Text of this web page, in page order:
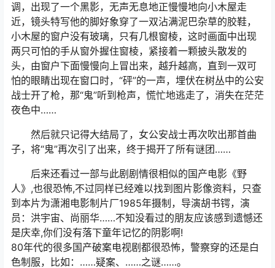
调，出现了一个黑影，无声无息地正慢慢地向小木屋走
近，镜头特写他的脚好象穿了一双沾满泥巴杂草的胶鞋，
小木屋的窗户没有玻璃，只有几根窗棱，这时画面中出现
两只可怕的手从窗外握住窗棱，紧接着一颗披头散发的
头，由窗户下面慢慢向上冒出来，越升越高，直到一双可
怕的眼睛出现在窗口时，“砰”的一声，埋伏在树丛中的公安
战士开了枪，那“鬼”听到枪声，慌忙地逃走了，消失在茫茫
夜色中……
然后就只记得大结局了，女公安战士再次吹出那首曲
子，将“鬼”再次引了出来，终于揭开了所有谜团……
后来还看过一部与此剧剧情很相似的国产电影《野
人》,也很恐怖,不过同样已经难以找到图片影像资料，只查
到本片为潇湘电影制片厂1985年摄制，导演胡书锷，演
员：洪宇宙、尚丽华……不知没看过的朋友应该感到遗憾还
是庆幸,你们没有落下童年记忆的阴影啊!
80年代的很多国产破案电视剧都很恐怖，警察穿的还是白
色制服，比如：……疑案、……之谜……。